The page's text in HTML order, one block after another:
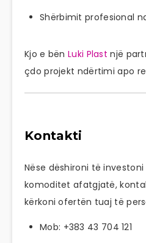
Shërbimit profesional
Kjo e bën Luki Plast një
çdo projekt ndërtimi apo
Kontakti
Nëse dëshironi të
komoditet afatgjatë,
kërkoni ofertën tuaj të
Mob: +383 43 704 121